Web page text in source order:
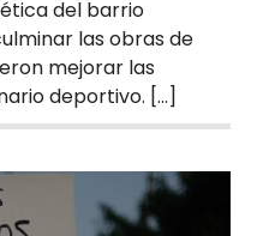
del barrio
las obras de
mejorar las
deportivo. […]